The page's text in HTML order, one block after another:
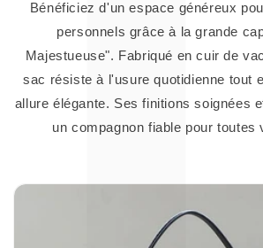
Bénéficiez d'un espace généreux
personnels grâce à la grande
Majestueuse". Fabriqué en cuir de
sac résiste à l'usure quotidienne tout
allure élégante. Ses finitions soignées
un compagnon fiable pour toutes